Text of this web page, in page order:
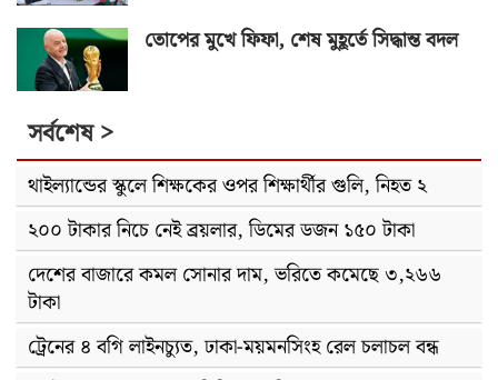
তোপের মুখে ফিফা, শেষ মুহূর্তে সিদ্ধান্ত বদল
সর্বশেষ >
থাইল্যান্ডের স্কুলে শিক্ষকের ওপর শিক্ষার্থীর গুলি, নিহত ২
২০০ টাকার নিচে নেই ব্রয়লার, ডিমের ডজন ১৫০ টাকা
দেশের বাজারে কমল সোনার দাম, ভরিতে কমেছে ৩,২৬৬
টাকা
ট্রেনের ৪ বগি লাইনচ্যুত, ঢাকা-ময়মনসিংহ রেল চলাচল বন্ধ